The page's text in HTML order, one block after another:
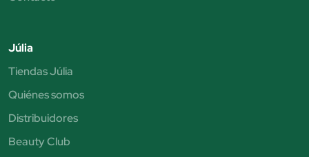
Júlia
Tiendas Júlia
Quiénes somos
Distribuidores
Beauty Club